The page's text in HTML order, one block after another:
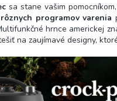
sa stane vašim
programov varenia
hrnce americkej
na zaujímavé designy,